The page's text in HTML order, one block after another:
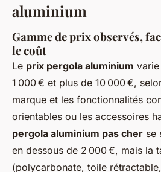
aluminium
Gamme de prix observés,
le coût
Le prix pergola aluminium
1 000 € et plus de 10 000 €,
marque et les fonctionnalités
orientables ou les accessoires
pergola aluminium pas cher se
en dessous de 2 000 €, mais la
(polycarbonate, toile